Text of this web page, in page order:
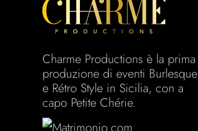
Charme Productions è la prima
produzione di eventi Burlesque
e Rétro Style in Sicilia, con a
capo Petite Chérie.